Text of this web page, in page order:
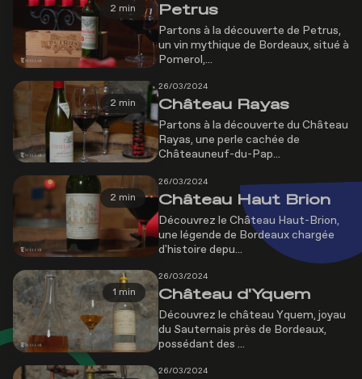
2 min Petrus
Partons à la découverte de Petrus,
un vin mythique de Bordeaux, situé à
Pomerol,...
2 min
26/03/2024
Château Rayas
Partons à la découverte du Château
Rayas, une perle cachée de
Châteauneuf-du-Pap...
2 min
26/03/2024
Château Haut Brion
Découvrez le Château Haut-Brion,
une légende de Bordeaux chargée
d'histoire depu...
1 min
26/03/2024
Château d'Yquem
Découvrez le château Yquem, joyau
du Sauternais près de Bordeaux,
possédant des ...
26/03/2024